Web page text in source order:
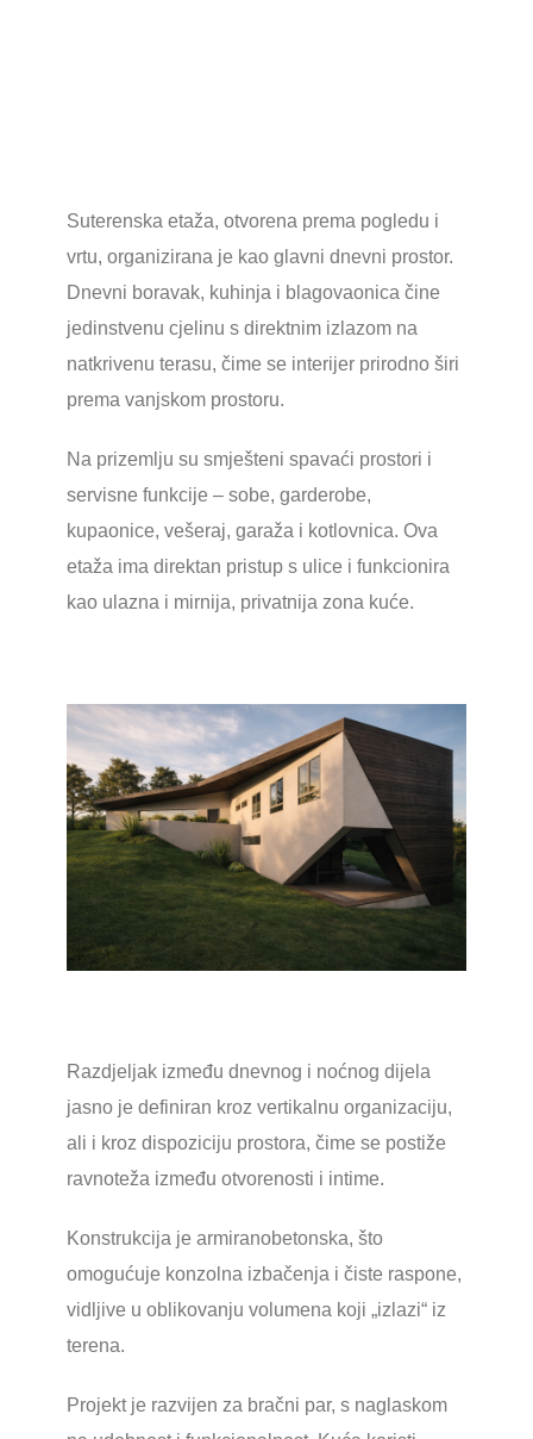
Suterenska etaža, otvorena prema pogledu i
vrtu, organizirana je kao glavni dnevni prostor.
Dnevni boravak, kuhinja i blagovaonica čine
jedinstvenu cjelinu s direktnim izlazom na
natkrivenu terasu, čime se interijer prirodno širi
prema vanjskom prostoru.
Na prizemlju su smješteni spavaći prostori i
servisne funkcije – sobe, garderobe,
kupaonice, vešeraj, garaža i kotlovnica. Ova
etaža ima direktan pristup s ulice i funkcionira
kao ulazna i mirnija, privatnija zona kuće.
Razdjeljak između dnevnog i noćnog dijela
jasno je definiran kroz vertikalnu organizaciju,
ali i kroz dispoziciju prostora, čime se postiže
ravnoteža između otvorenosti i intime.
Konstrukcija je armiranobetonska, što
omogućuje konzolna izbačenja i čiste raspone,
vidljive u oblikovanju volumena koji „izlazi“ iz
terena.
Projekt je razvijen za bračni par, s naglaskom